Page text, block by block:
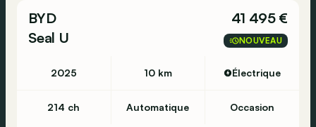
BYD
Seal U
41 495 €
NOUVEAU
2025 10 km Électrique
214 ch Automatique Occasion